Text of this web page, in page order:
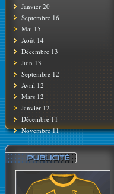
Janvier 20
Septembre 16
Mai 15
Août 14
Décembre 13
Juin 13
Septembre 12
Avril 12
Mars 12
Janvier 12
Décembre 11
Novembre 11